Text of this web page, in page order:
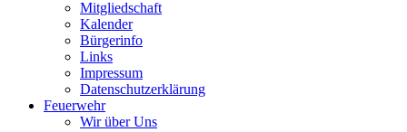
Mitgliedschaft
Kalender
Bürgerinfo
Links
Impressum
Datenschutzerklärung
Feuerwehr
Wir über Uns